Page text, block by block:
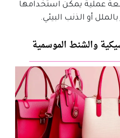
عملية يمكن استخدامها
أو الذنب البيئي.